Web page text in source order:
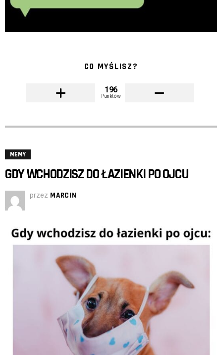
CO MYŚLISZ?
196
Punktów
MEMY
GDY WCHODZISZ DO ŁAZIENKI PO OJCU
przez MARCIN